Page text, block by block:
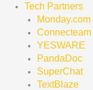
Tech Partners
Monday.com
Connecteam
YESWARE
PandaDoc
SuperChat
TextBlaze